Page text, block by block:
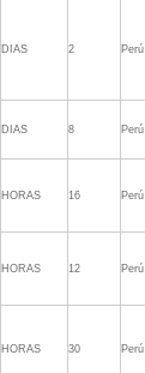
DIAS 2 Perú
DIAS 8 Perú
HORAS 16 Perú
HORAS 12 Perú
HORAS 30 Perú